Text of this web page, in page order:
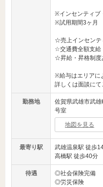
※インセンティブ
※試用期間3ヶ月
☆売上インセンテ
☆交通費全額支給
☆昇給・昇格制度
※給与はエリアに
詳しくは面談にて
勤務地
佐賀県武雄市武
号室
地図を見る
最寄り駅
武雄温泉駅 徒歩
高橋駅 徒歩40分
待遇
◎社会保険完備
◎労災保険